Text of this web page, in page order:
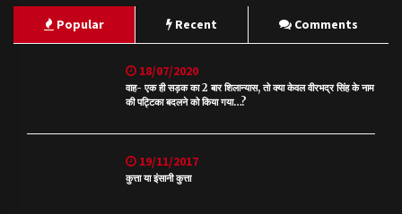
Popular Recent Comments
18/07/2020
वाह- एक ही सड़क का 2 बार शिलान्यास, तो क्या केवल वीरभद्र सिंह के नाम
की पट्टिका बदलने को किया गया…?
19/11/2017
कुत्ता या इंसानी कुत्ता